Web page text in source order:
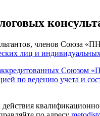
членов Союза
лиц и
Союзом
по ведению учета и